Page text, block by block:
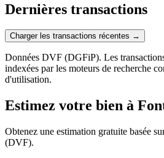
Dernières transactions
Charger les transactions récentes →
Données DVF (DGFiP). Les
indexées par les moteurs de recherche
d'utilisation.
Estimez votre bien à
Obtenez une estimation gratuite basée
(DVF).